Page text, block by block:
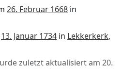
26. Februar 1668 in
13. Januar 1734 in Lekkerkerk,
zuletzt aktualisiert am 20.